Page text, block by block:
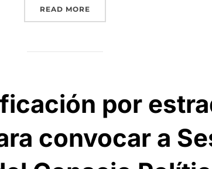
READ MORE
por
convocar a